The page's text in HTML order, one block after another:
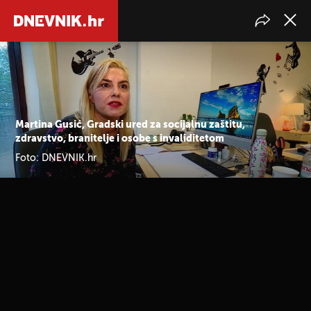
Martina Gusić, Gradski ured za socijalnu zaštitu,
zdravstvo, branitelje i osobe s invaliditetom
Foto: DNEVNIK.hr